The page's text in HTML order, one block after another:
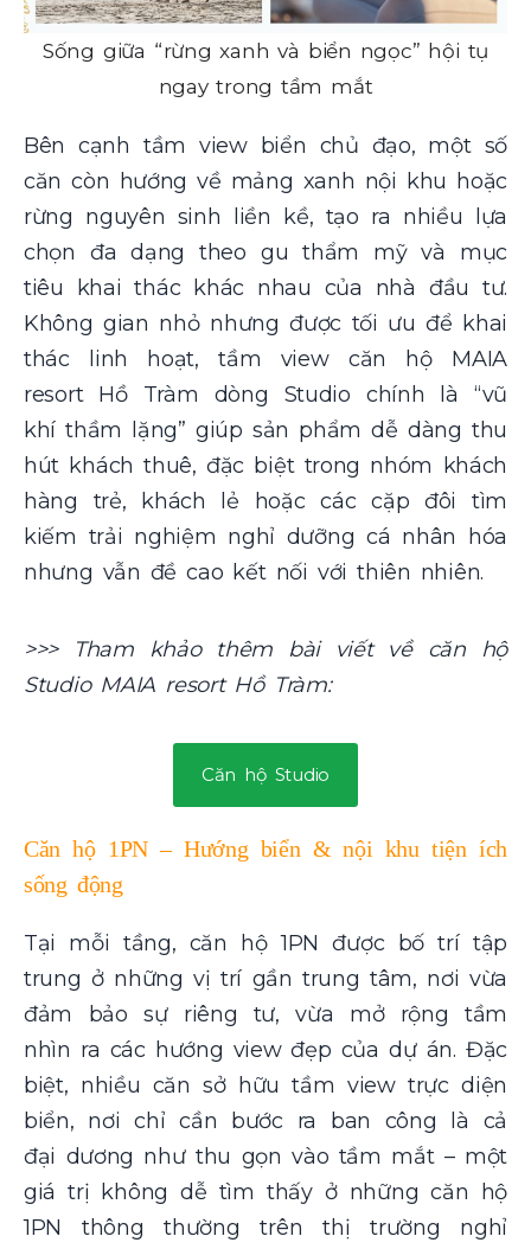
Sống giữa “rừng xanh và biển ngọc” hội tụ
ngay trong tầm mắt
Bên cạnh tầm view biển chủ đạo, một số
căn còn hướng về mảng xanh nội khu hoặc
rừng nguyên sinh liền kề, tạo ra nhiều lựa
chọn đa dạng theo gu thẩm mỹ và mục
tiêu khai thác khác nhau của nhà đầu tư.
Không gian nhỏ nhưng được tối ưu để khai
thác linh hoạt, tầm view căn hộ MAIA
resort Hồ Tràm dòng Studio chính là “vũ
khí thầm lặng” giúp sản phẩm dễ dàng thu
hút khách thuê, đặc biệt trong nhóm khách
hàng trẻ, khách lẻ hoặc các cặp đôi tìm
kiếm trải nghiệm nghỉ dưỡng cá nhân hóa
nhưng vẫn đề cao kết nối với thiên nhiên.
>>> Tham khảo thêm bài viết về căn hộ
Studio MAIA resort Hồ Tràm:
Căn hộ Studio
Căn hộ 1PN – Hướng biển & nội khu tiện ích
sống động
Tại mỗi tầng, căn hộ 1PN được bố trí tập
trung ở những vị trí gần trung tâm, nơi vừa
đảm bảo sự riêng tư, vừa mở rộng tầm
nhìn ra các hướng view đẹp của dự án. Đặc
biệt, nhiều căn sở hữu tầm view trực diện
biển, nơi chỉ cần bước ra ban công là cả
đại dương như thu gọn vào tầm mắt – một
giá trị không dễ tìm thấy ở những căn hộ
1PN thông thường trên thị trường nghỉ